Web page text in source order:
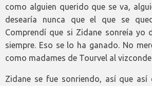
como alguien querido que se va,
desearía nunca que el que se
Comprendí que si Zidane sonreía yo
siempre. Eso se lo ha ganado. No
como madames de Tourvel al
Zidane se fue sonriendo, así que así